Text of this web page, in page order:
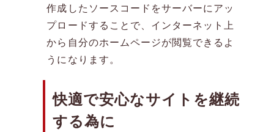
作成したソースコードをサーバーにアッ
プロードすることで、インターネット上
から自分のホームページが閲覧できるよ
うになります。
快適で安心なサイトを継続
する為に